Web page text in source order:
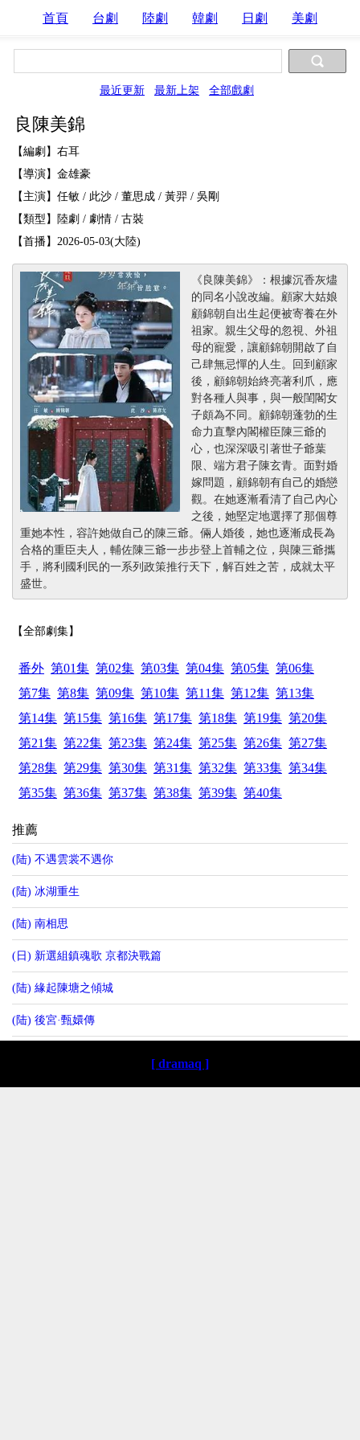
首頁 台劇 陸劇 韓劇 日劇 美劇
最近更新 最新上架 全部戲劇
良陳美錦
【編劇】右耳
【導演】金雄豪
【主演】任敏 / 此沙 / 董思成 / 黃羿 / 吳剛
【類型】陸劇 / 劇情 / 古裝
【首播】2026-05-03(大陸)
《良陳美錦》：根據沉香灰燼
的同名小說改編。顧家大姑娘
顧錦朝自出生起便被寄養在外
祖家。親生父母的忽視、外祖
母的寵愛，讓顧錦朝開啟了自
己肆無忌憚的人生。回到顧家
後，顧錦朝始終亮著利爪，應
對各種人與事，與一般閨閣女
子頗為不同。顧錦朝蓬勃的生
命力直擊內閣權臣陳三爺的
心，也深深吸引著世子爺葉
限、端方君子陳玄青。面對婚
嫁問題，顧錦朝有自己的婚戀
觀。在她逐漸看清了自己內心
之後，她堅定地選擇了那個尊
重她本性，容許她做自己的陳三爺。倆人婚後，她也逐漸成長為
合格的重臣夫人，輔佐陳三爺一步步登上首輔之位，與陳三爺攜
手，將利國利民的一系列政策推行天下，解百姓之苦，成就太平
盛世。
【全部劇集】
番外 第01集 第02集 第03集 第04集 第05集 第06集
第7集 第8集 第09集 第10集 第11集 第12集 第13集
第14集 第15集 第16集 第17集 第18集 第19集 第20集
第21集 第22集 第23集 第24集 第25集 第26集 第27集
第28集 第29集 第30集 第31集 第32集 第33集 第34集
第35集 第36集 第37集 第38集 第39集 第40集
推薦
(陆) 不遇雲裳不遇你
(陆) 冰湖重生
(陆) 南相思
(日) 新選組鎮魂歌 京都決戰篇
(陆) 緣起陳塘之傾城
(陆) 後宮·甄嬛傳
[ dramaq ]